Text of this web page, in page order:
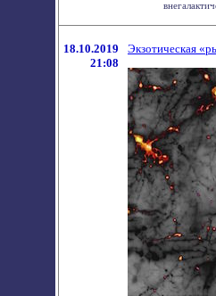
18.10.2019
21:08
Экзотическая